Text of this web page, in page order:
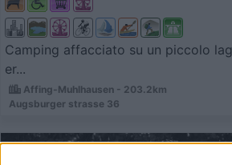
Camping affacciato su un piccolo
er...
Affing-Muhlhausen - 203.2km
Augsburger strasse 36